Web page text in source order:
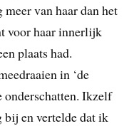
van haar dan het
voor haar innerlijk
plaats had.
in ‘de
onderschatten. Ikzelf
bij en vertelde dat ik